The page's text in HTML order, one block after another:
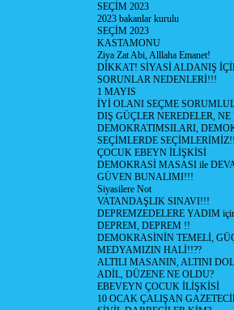
SEÇİM 2023
2023 bakanlar kurulu
SEÇİM 2023
KASTAMONU
Ziya Zat Abi, Alllaha Emanet!
DİKKAT! SİYASİ ALDANIŞ
SORUNLAR NEDENLERİ!!!
1 MAYIS
İYİ OLANI SEÇME
DIŞ GÜÇLER NEREDELER,
DEMOKRATIMSILARI,
SEÇİMLERDE
ÇOCUK EBEYN İLİŞKİSİ
DEMOKRASİ MASASI ile
GÜVEN BUNALIMI!!!
Siyasilere Not
VATANDAŞLIK SINAVI!!!
DEPREMZEDELERE YADIM
DEPREM, DEPREM !!
DEMOKRASİNİN TEMELİ,
MEDYAMIZIN HALİ!!??
ALTILI MASANIN, ALTINI
ADİL, DÜZENE NE OLDU?
EBEVEYN ÇOCUK İLİŞKİSİ
10 OCAK ÇALIŞAN